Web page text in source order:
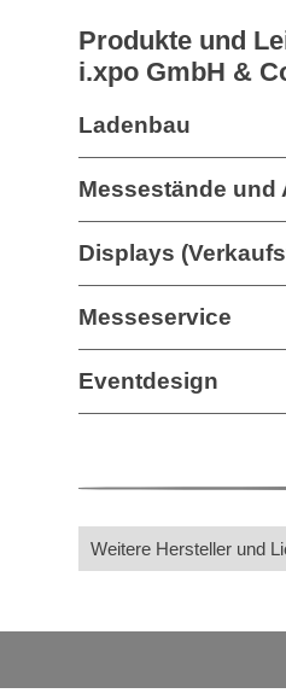
Produkte und
i.xpo GmbH &
Ladenbau
Messestände
Displays
Messeservice
Eventdesign
Weitere Hersteller und